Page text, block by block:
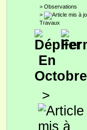
> Observations
>
Travaux
En
Octobre
>